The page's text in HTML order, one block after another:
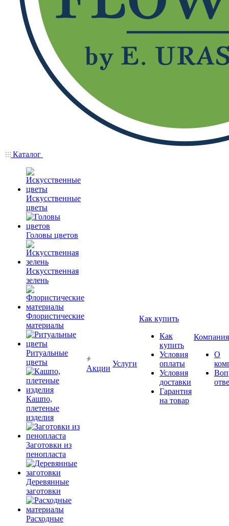
Каталог
Искусственные
цветы
Головы цветов
Искусственная
зелень
Флористические
материалы
Ритуальные
цветы
Кашпо,
плетеные
изделия
Заготовки из
пенопласта
Деревянные
заготовки
Расходные
Акции
Услуги
Как купить
Как
купить
Условия
оплаты
Условия
доставки
Гарантия
на товар
Компания
О